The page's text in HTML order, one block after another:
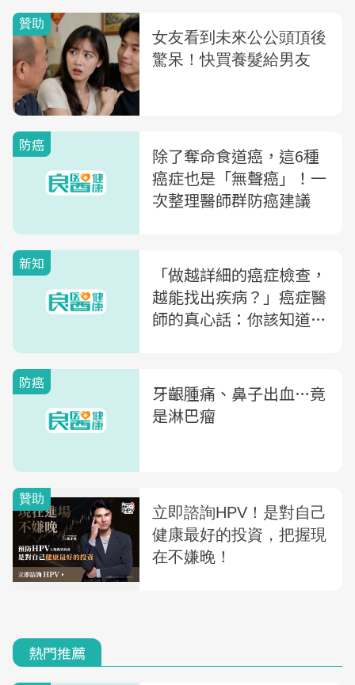
防癌
除了奪命食道癌，這6種
癌症也是「無聲癌」！一
次整理醫師群防癌建議
新知
「做越詳細的癌症檢查，
越能找出疾病？」癌症醫
師的真心話：你該知道的
防癌
牙齦腫痛、鼻子出血…竟
是淋巴瘤
熱門推薦